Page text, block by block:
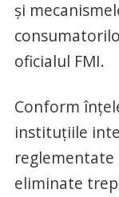
şi
oficialul FMI.
Conform
instituţiile
reglementate
eliminate